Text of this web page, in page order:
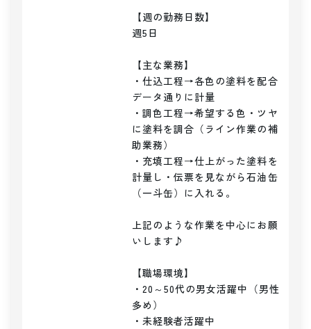
【週の勤務日数】
週5日
【主な業務】
・仕込工程→各色の塗料を配合
データ通りに計量
・調色工程→希望する色・ツヤ
に塗料を調合（ライン作業の補
助業務）
・充填工程→仕上がった塗料を
計量し・伝票を見ながら石油缶
（一斗缶）に入れる。
上記のような作業を中心にお願
いします♪
【職場環境】
・20～50代の男女活躍中（男性
多め）
・未経験者活躍中